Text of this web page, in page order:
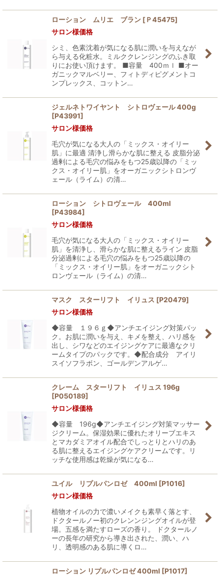
ローション ムリエ ブラン [Ｐ45475]
サロン様価格
シミ、色素沈着が気になる肌に潤いを与えなが
ら与える化粧水。ミルククレンジングのふき取
りにお使い頂けます。 ■容量 400ｍｌ ■オー
ガニックマルベリー、フィトディピグメントコ
ンプレックス、コットン…
ジェルネトワイヤント シトロヴェール 400g
[P43991]
サロン様価格
毛穴が気になる大人の「ミックス・オイリー
肌」に最適 清浄し滑らかな肌に整える 皮脂分泌
過剰による毛穴の悩みをもつ25歳以降の「ミッ
クス・オイリー肌」をオーガニックシトロンヴ
ェール（ライム）の清…
ローション シトロヴェール 400ml
[P43984]
サロン様価格
毛穴が気になる大人の「ミックス・オイリー
肌」を清浄し、滑らかな肌に整えるライン 皮脂
分泌過剰による毛穴の悩みをもつ25歳以降の
「ミックス・オイリー肌」をオーガニックシト
ロンヴェール（ライム）の清…
マスク スターリフト イリュス [P20479]
サロン様価格
◆容量 １９６ｇ◆アンチエイジング対策パッ
ク。お肌に潤いを与え、キメを整え、ハリ感を
出し、シワなどのエイジングケアに最適なクリ
ームタイプのパックです。◆配合成分 アイリ
スイソフラボン、ゴールデンアルゲ…
クレーム スターリフト イリュス 196g
[P050189]
サロン様価格
◆容量 196g◆アンチエイジング対策マッサー
ジクリーム。保湿効果に優れたオリーブエキス
とマカダミアオイル配合でしっとりとハリのあ
る肌に整えるエイジングケアクリームです。リ
ッチな使用感は乾燥が気になる…
ユイル リプルパンロゼ 400ml [P1016]
サロン様価格
植物オイルの力で濃いメイクも素早く落とす、
ドクタールノー初のクレンンジングオイルが登
場。五感を満たすローズの香り。 ドクタールノ
ーの長年の研究から導き出された、潤い、ハ
リ、透明感のある肌に導くロ…
ローション リプルパンロゼ 400ml [P1017]